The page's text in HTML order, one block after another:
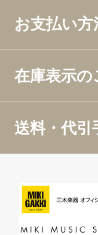
お支払い
在庫表示の
送料・代引